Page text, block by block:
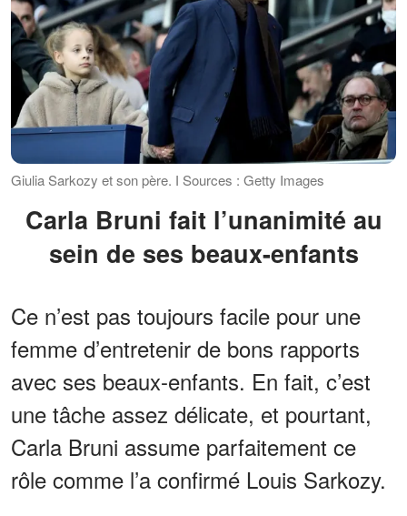
Giulia Sarkozy et son père. І Sources : Getty Images
Carla Bruni fait l’unanimité au
sein de ses beaux-enfants
Ce n’est pas toujours facile pour une
femme d’entretenir de bons rapports
avec ses beaux-enfants. En fait, c’est
une tâche assez délicate, et pourtant,
Carla Bruni assume parfaitement ce
rôle comme l’a confirmé Louis Sarkozy.